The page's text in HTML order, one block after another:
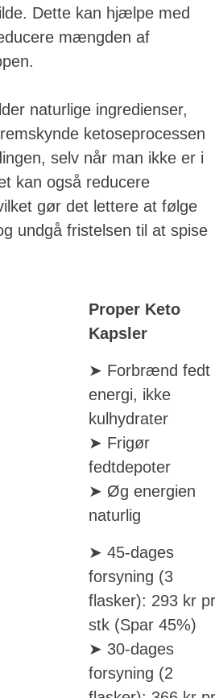
Dette kan hjælpe med
mængden af
naturlige ingredienser,
ketoseprocessen
selv når man ikke er i
kan også reducere
gør det lettere at følge
undgå fristelsen til at spise
Proper Keto
Kapsler
➤ Forbrænd fedt
energi, ikke
kulhydrater
➤ Frigør
fedtdepoter
➤ Øg energien
naturlig
➤ 45-dages
forsyning (3
flasker): 293 kr
stk (Spar 45%)
➤ 30-dages
forsyning (2